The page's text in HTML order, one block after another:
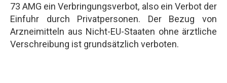
73 AMG ein Verbringungsverbot, also ein Verbot der
Einfuhr durch Privatpersonen. Der Bezug von
Arzneimitteln aus Nicht-EU-Staaten ohne ärztliche
Verschreibung ist grundsätzlich verboten.